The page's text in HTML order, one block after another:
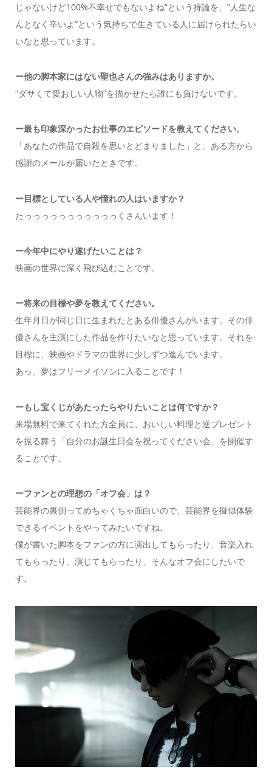
じゃないけど100%不幸せでもないよね”という持論を、”人生な
んとなく辛いよ”という気持ちで生きている人に届けられたらい
いなと思っています。
ー他の脚本家にはない聖也さんの強みはありますか。
“ダサくて愛おしい人物”を描かせたら誰にも負けないです。
ー最も印象深かったお仕事のエピソードを教えてください。
「あなたの作品で自殺を思いとどまりました」と、ある方から
感謝のメールが届いたときです。
ー目標としている人や憧れの人はいますか？
たっっっっっっっっっっっくさんいます！
ー今年中にやり遂げたいことは？
映画の世界に深く飛び込むことです。
ー将来の目標や夢を教えてください。
生年月日が同じ日に生まれたとある俳優さんがいます。その俳
優さんを主演にした作品を作りたいなと思っています。それを
目標に、映画やドラマの世界に少しずつ進んでいます。
あっ、夢はフリーメイソンに入ることです！
ーもし宝くじがあたったらやりたいことは何ですか？
来場無料で来てくれた方全員に、おいしい料理と逆プレゼント
を振る舞う「自分のお誕生日会を祝ってください会」を開催す
ることです。
ーファンとの理想の「オフ会」は？
芸能界の裏側ってめちゃくちゃ面白いので、芸能界を擬似体験
できるイベントをやってみたいですね。
僕が書いた脚本をファンの方に演出してもらったり、音楽入れ
てもらったり、演じてもらったり、そんなオフ会にしたいで
す。